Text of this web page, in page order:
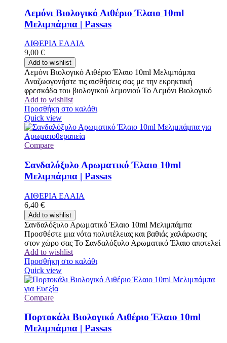
Λεμόνι Βιολογικό Αιθέριο Έλαιο 10ml
Μελιμπάμπα | Passas
ΑΙΘΕΡΙΑ ΕΛΑΙΑ
9,00 €
Add to wishlist
Λεμόνι Βιολογικό Αιθέριο Έλαιο 10ml Μελιμπάμπα
Αναζωογονήστε τις αισθήσεις σας με την εκρηκτική
φρεσκάδα του βιολογικού λεμονιού Το Λεμόνι Βιολογικό
Add to wishlist
Προσθήκη στο καλάθι
Quick view
Compare
Σανδαλόξυλο Αρωματικό Έλαιο 10ml
Μελιμπάμπα | Passas
ΑΙΘΕΡΙΑ ΕΛΑΙΑ
6,40 €
Add to wishlist
Σανδαλόξυλο Αρωματικό Έλαιο 10ml Μελιμπάμπα
Προσθέστε μια νότα πολυτέλειας και βαθιάς χαλάρωσης
στον χώρο σας Το Σανδαλόξυλο Αρωματικό Έλαιο αποτελεί
Add to wishlist
Προσθήκη στο καλάθι
Quick view
Compare
Πορτοκάλι Βιολογικό Αιθέριο Έλαιο 10ml
Μελιμπάμπα | Passas